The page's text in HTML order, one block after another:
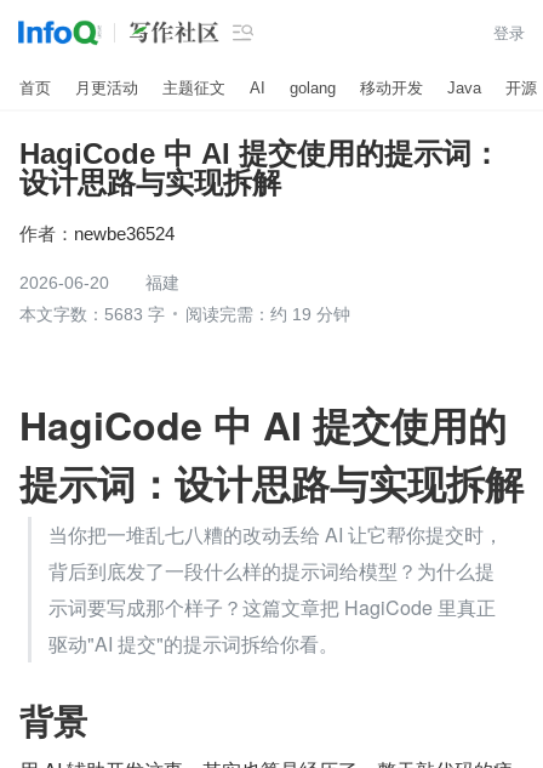
 登录
首页 月更活动 主题征文 AI golang 移动开发 Java 开源
HagiCode 中 AI 提交使用的提示词：
设计思路与实现拆解
作者： newbe36524
2026-06-20
福建
本文字数：5683 字
阅读完需：约 19 分钟
HagiCode 中 AI 提交使用的
提示词：设计思路与实现拆解
当你把一堆乱七八糟的改动丢给 AI 让它帮你提交时，
背后到底发了一段什么样的提示词给模型？为什么提
示词要写成那个样子？这篇文章把 HagiCode 里真正
驱动"AI 提交"的提示词拆给你看。
背景